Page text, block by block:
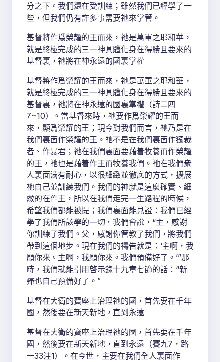
分之下。我們還在受訓練；雖然我們已經學了一
些，但我們仍有許多事需要祂來掌管。
基督將作爲榮耀的王而來，祂是萬軍之耶和華，
就是終極完成的三一神具體化身在得勝且要來的
基督裏，祂將在神永遠的國裏掌權
基督將作爲榮耀的王而來，祂是萬軍之耶和華，
就是終極完成的三一神具體化身在得勝且要來的
基督裏，祂將在神永遠的國裏掌權（詩二四
7~10）。當基督來時，祂要作爲榮耀的王而
來，顯爲榮耀的王；現今對我們而言，祂乃是在
我們裏面作榮耀的王。祂不是在我們裏面作獨裁
者、作暴君；祂在我們裏面要藉着牧養而作榮耀
的王，祂也是藉着作王而牧養我們。祂在我們衆
人裏面滿有耐心，以很細緻並徹底的方式，擴展
祂自己並訓練我們。我們的神就是這麼確實、細
緻的在作王，所以在我們走完一生路程的時候，
希望我們都能被提；我們裏面能見證：我們已經
學了我們所該學的一切。我們會說，“主，感謝
你訓練了我們。父，感謝你管教了我們，將我們
帶到這個地步。現在我們的禱告就是：‘主啊，我
願你來。主啊，我願你來。我們預備好了。’”那
時，我們就能引用啓示錄十九章七節的話：“新
婦也自己預備好了。”
基督在大衛的寶座上治理祂的國，首先要在千年
國，然後要在新天新地，直到永遠
基督在大衛的寶座上治理祂的國，首先要在千年
國，然後要在新天新地，直到永遠（賽九7，路
一33注1）。在今世，主要在我們全人裏面作